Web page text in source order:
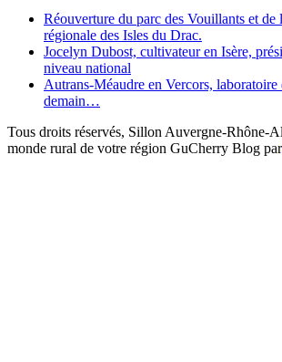
Réouverture du parc des Vouillants et de
régionale des Isles du Drac.
Jocelyn Dubost, cultivateur en Isère,
niveau national
Autrans-Méaudre en Vercors, laboratoire
demain…
Tous droits réservés, Sillon Auvergne-Rhône-
monde rural de votre région GuCherry Blog par